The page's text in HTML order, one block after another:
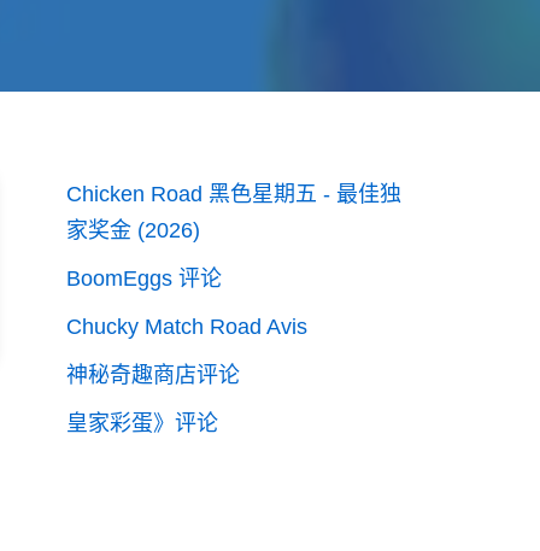
Chicken Road 黑色星期五 - 最佳独
家奖金 (2026)
BoomEggs 评论
Chucky Match Road Avis
神秘奇趣商店评论
皇家彩蛋》评论